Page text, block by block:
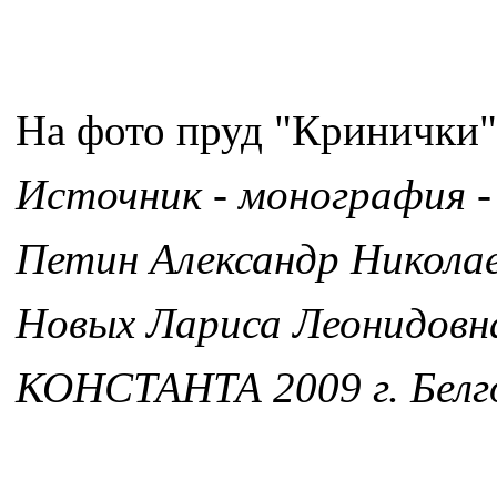
На фото пруд
Источник - монография -
Петин Александр
Новых Лариса
КОНСТАНТА 2009 г.